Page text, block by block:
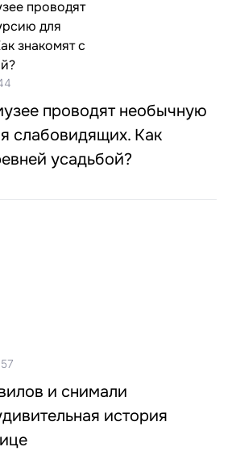
проводят необычную
слабовидящих. Как
усадьбой?
и снимали
история